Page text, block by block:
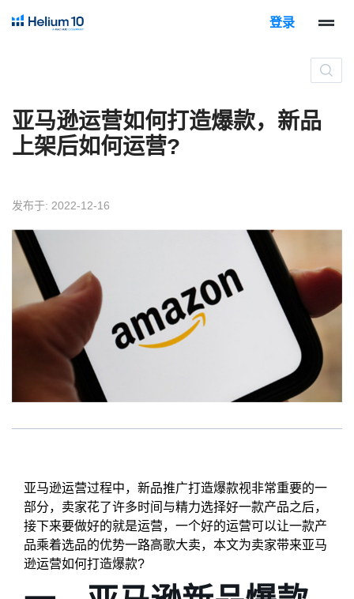
登录
亚马逊运营如何打造爆款，新品
上架后如何运营?
发布于: 2022-12-16
亚马逊运营过程中，新品推广打造爆款视非常重要的一
部分，卖家花了许多时间与精力选择好一款产品之后，
接下来要做好的就是运营，一个好的运营可以让一款产
品乘着选品的优势一路高歌大卖，本文为卖家带来亚马
逊运营如何打造爆款?